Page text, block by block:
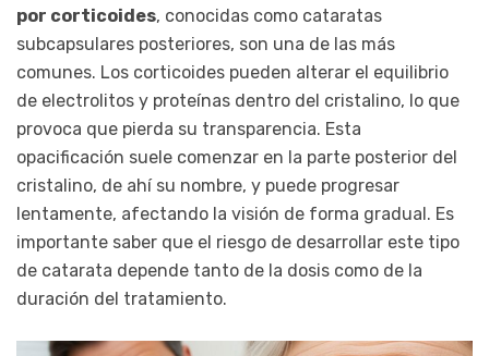
por corticoides, conocidas como cataratas
subcapsulares posteriores, son una de las más
comunes. Los corticoides pueden alterar el equilibrio
de electrolitos y proteínas dentro del cristalino, lo que
provoca que pierda su transparencia. Esta
opacificación suele comenzar en la parte posterior del
cristalino, de ahí su nombre, y puede progresar
lentamente, afectando la visión de forma gradual. Es
importante saber que el riesgo de desarrollar este tipo
de catarata depende tanto de la dosis como de la
duración del tratamiento.